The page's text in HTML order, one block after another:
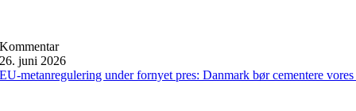
Kommentar
26. juni 2026
EU-metanregulering under fornyet pres: Danmark bør cementere